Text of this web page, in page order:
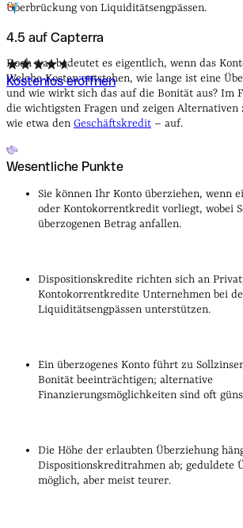
4.5 auf Capterra
Kostenlos eröffnen
Überbrückung von Liquiditätsengpässen.
Doch was bedeutet es eigentlich, wenn das
Welche Kosten entstehen, wie lange ist eine
und wie wirkt sich das auf die Bonität aus? Im
die wichtigsten Fragen und zeigen
wie etwa den Geschäftskredit – auf.
Wesentliche Punkte
Sie können Ihr Konto überziehen, wenn
oder Kontokorrentkredit vorliegt, wobei
überzogenen Betrag anfallen.
Dispositionskredite richten sich an
Kontokorrentkredite Unternehmen bei
Liquiditätsengpässen unterstützen.
Ein überzogenes Konto führt zu
Bonität beeinträchtigen; alternative
Finanzierungsmöglichkeiten sind oft
Die Höhe der erlaubten Überziehung
Dispositionskreditrahmen ab; geduldete
möglich, aber meist teurer.